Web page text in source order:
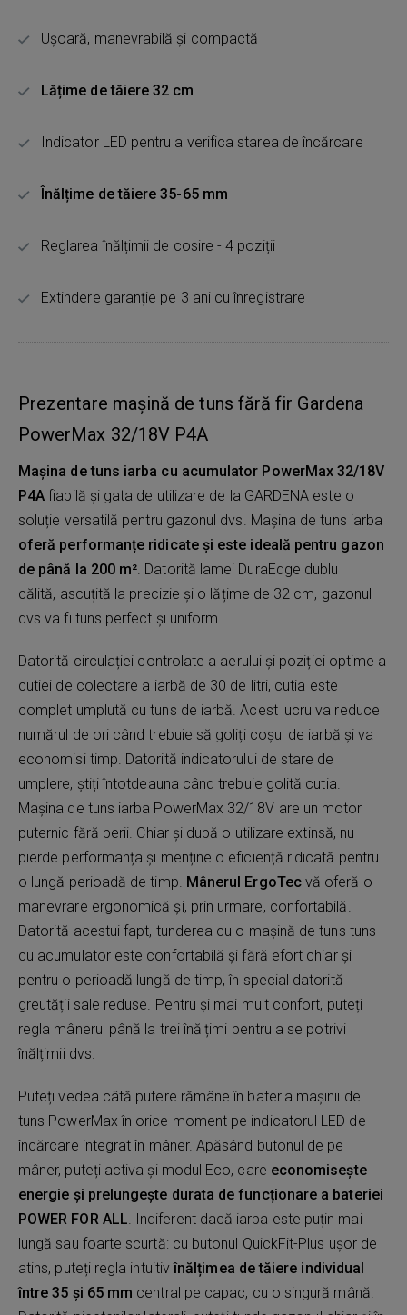
Ușoară, manevrabilă și compactă
Lățime de tăiere 32 cm
Indicator LED pentru a verifica starea de încărcare
Înălțime de tăiere 35-65 mm
Reglarea înălțimii de cosire - 4 poziții
Extindere garanție pe 3 ani cu înregistrare
Prezentare mașină de tuns fără fir Gardena
PowerMax 32/18V P4A
Mașina de tuns iarba cu acumulator PowerMax 32/18V
P4A fiabilă și gata de utilizare de la GARDENA este o
soluție versatilă pentru gazonul dvs. Mașina de tuns iarba
oferă performanțe ridicate și este ideală pentru gazon
de până la 200 m² . Datorită lamei DuraEdge dublu
călită, ascuțită la precizie și o lățime de 32 cm, gazonul
dvs va fi tuns perfect și uniform.
Datorită circulației controlate a aerului și poziției optime a
cutiei de colectare a iarbă de 30 de litri, cutia este
complet umplută cu tuns de iarbă. Acest lucru va reduce
numărul de ori când trebuie să goliți coșul de iarbă și va
economisi timp. Datorită indicatorului de stare de
umplere, știți întotdeauna când trebuie golită cutia.
Mașina de tuns iarba PowerMax 32/18V are un motor
puternic fără perii. Chiar și după o utilizare extinsă, nu
pierde performanța și menține o eficiență ridicată pentru
o lungă perioadă de timp. Mânerul ErgoTecvă oferă o
manevrare ergonomică și, prin urmare, confortabilă.
Datorită acestui fapt, tunderea cu o mașină de tuns tuns
cu acumulator este confortabilă și fără efort chiar și
pentru o perioadă lungă de timp, în special datorită
greutății sale reduse. Pentru și mai mult confort, puteți
regla mânerul până la trei înălțimi pentru a se potrivi
înălțimii dvs.
Puteți vedea câtă putere rămâne în bateria mașinii de
tuns PowerMax în orice moment pe indicatorul LED de
încărcare integrat în mâner. Apăsând butonul de pe
mâner, puteți activa și modul Eco, care economisește
energie și prelungește durata de funcționare a bateriei
POWER FOR ALL . Indiferent dacă iarba este puțin mai
lungă sau foarte scurtă: cu butonul QuickFit-Plus ușor de
atins, puteți regla intuitivînălțimea de tăiere individual
între 35 și 65 mm central pe capac, cu o singură mână.